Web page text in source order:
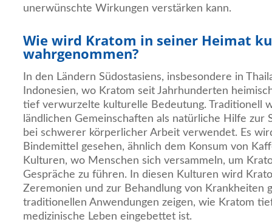
unerwünschte Wirkungen verstärken kann.
Wie wird Kratom in seiner Heimat
wahrgenommen?
In den Ländern Südostasiens, insbesondere in
Indonesien, wo Kratom seit Jahrhunderten
tief verwurzelte kulturelle Bedeutung. Traditionell
ländlichen Gemeinschaften als natürliche Hilfe zur
bei schwerer körperlicher Arbeit verwendet. Es
Bindemittel gesehen, ähnlich dem Konsum von
Kulturen, wo Menschen sich versammeln, um
Gespräche zu führen. In diesen Kulturen wird
Zeremonien und zur Behandlung von Krankheiten
traditionellen Anwendungen zeigen, wie Kratom
medizinische Leben eingebettet ist.